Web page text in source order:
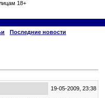
18+
Последние новости
19-05-2009, 23:38